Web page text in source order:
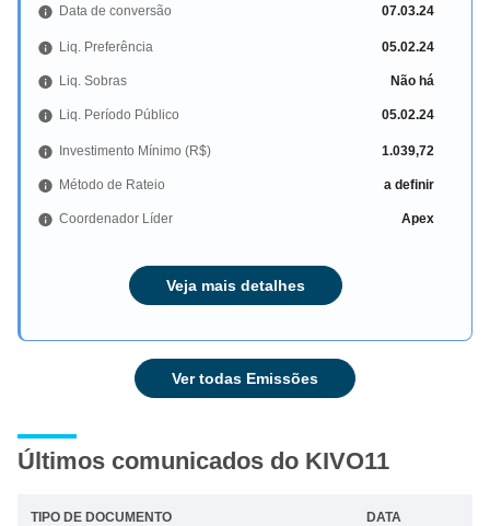
Data de conversão 07.03.24
Liq. Preferência 05.02.24
Liq. Sobras Não há
Liq. Período Público 05.02.24
Investimento Mínimo (R$) 1.039,72
Método de Rateio a definir
Coordenador Líder Apex
Veja mais detalhes
Ver todas Emissões
Últimos comunicados do KIVO11
TIPO DE DOCUMENTO DATA